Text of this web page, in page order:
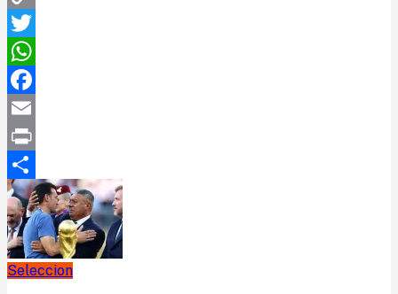
Copy
Link
Twitter
WhatsApp
Facebook
Email
Print
Compartir
Seleccion